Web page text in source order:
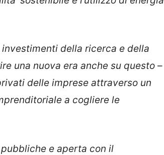
della ricerca e della
una nuova era anche su questo –
delle imprese attraverso un
a cogliere le
e aperta con il